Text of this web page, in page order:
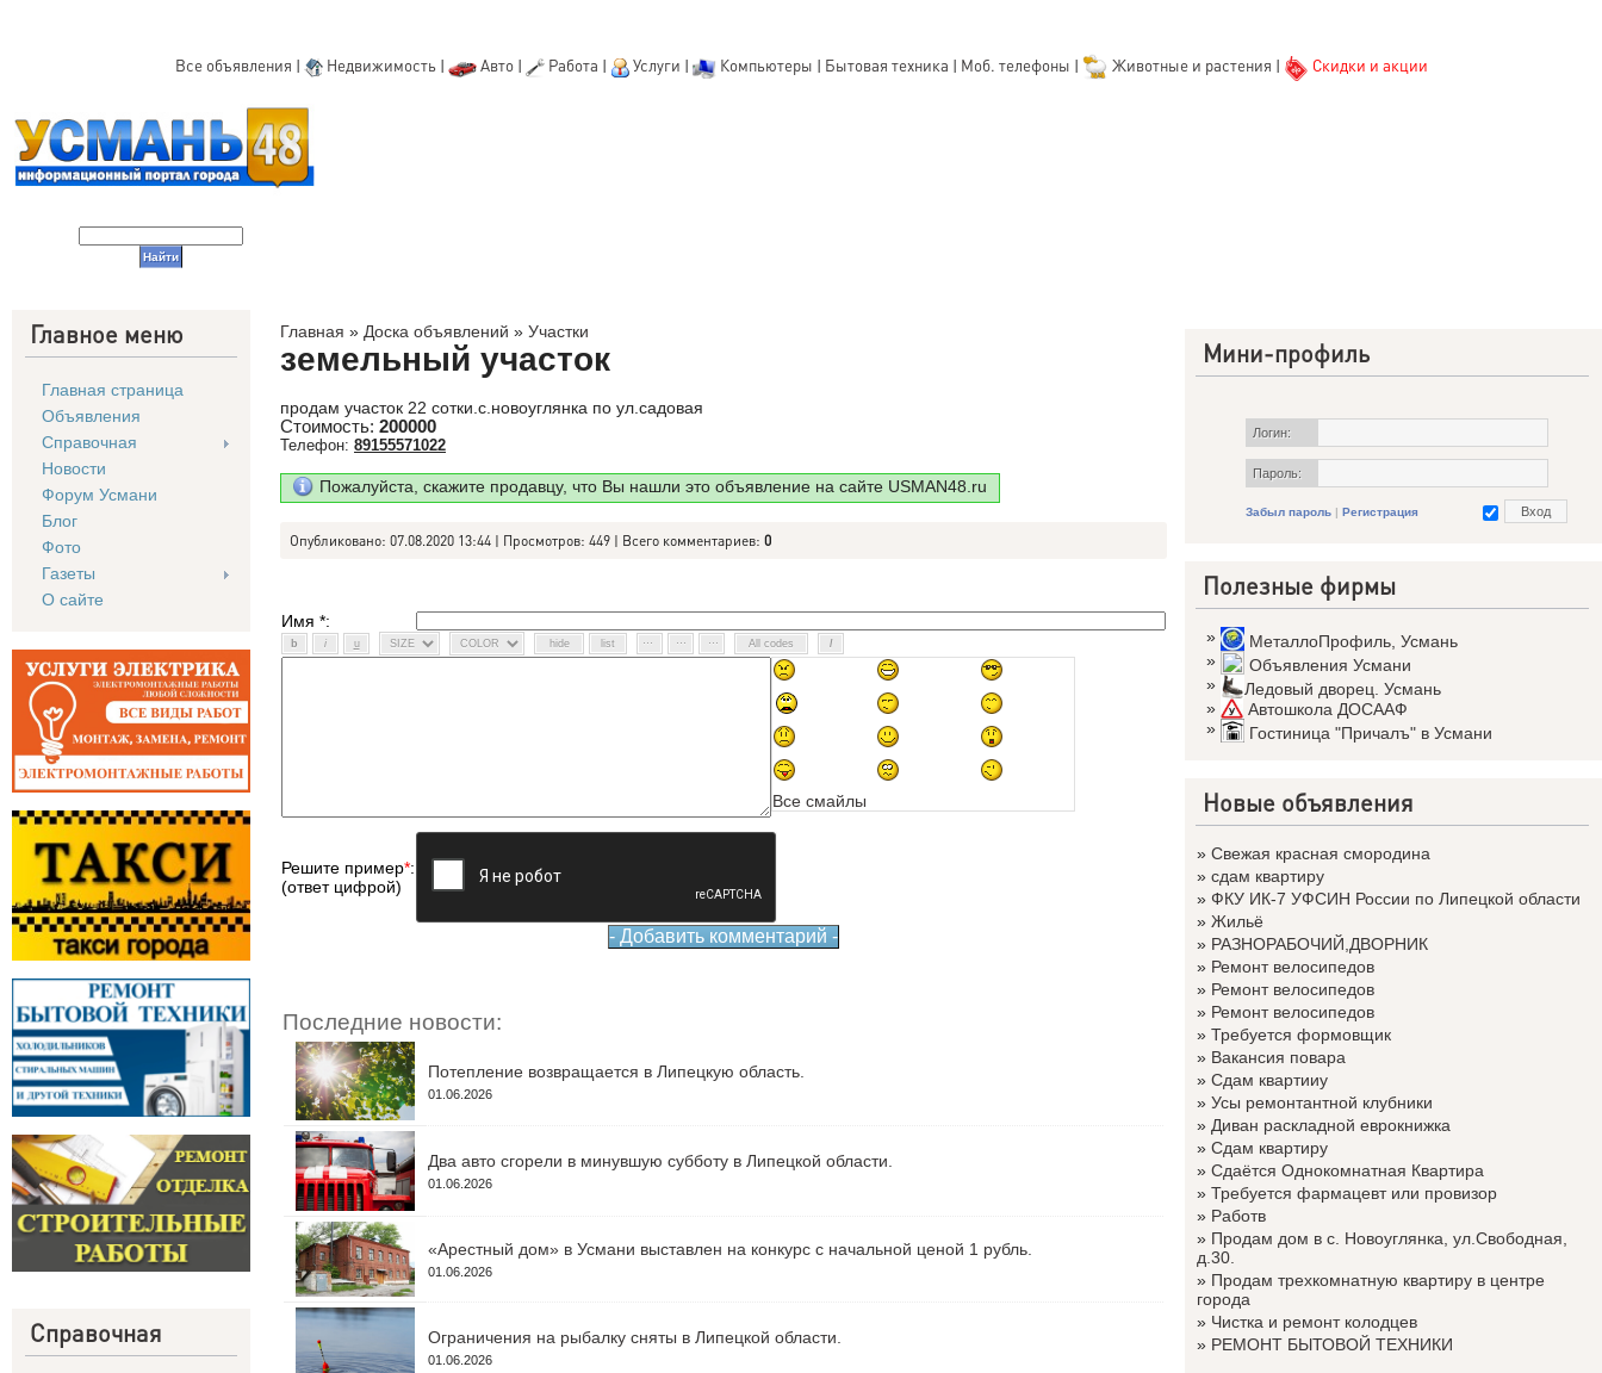
Все объявления | Недвижимость | Авто| Работа | Услуги | Компьютеры | Бытовая техника | Моб. телефоны | Животные и растения | Скидки и акции
Главное меню
Главная страница
Объявления
Справочная
Новости
Форум Усмани
Блог
Фото
Газеты
О сайте
Справочная
Главная » Доска объявлений » Участки
земельный участок
продам участок 22 сотки.с.новоуглянка по ул.садовая
Стоимость: 200000
Телефон: 89155571022
Пожалуйста, скажите продавцу, что Вы нашли это объявление на сайте USMAN48.ru
Опубликовано: 07.08.2020 13:44 | Просмотров: 449 | Всего комментариев: 0
Имя *:
Все смайлы
Решите пример*:
(ответ цифрой)
Последние новости:
Потепление возвращается в Липецкую область.
01.06.2026
Два авто сгорели в минувшую субботу в Липецкой области.
01.06.2026
«Арестный дом» в Усмани выставлен на конкурс с начальной ценой 1 рубль.
01.06.2026
Ограничения на рыбалку сняты в Липецкой области.
01.06.2026
Мини-профиль
Логин:
Пароль:
Забыл пароль | Регистрация
Полезные фирмы
» МеталлоПрофиль Усмань
»
Объявления Усмани
»
Ледовый дворец. Усмань
»
Автошкола ДОСААФ
»
Гостиница "Причалъ" в Усмани
Новые объявления
» Свежая красная смородина
» сдам квартиру
» ФКУ ИК-7 УФСИН России по Липецкой области
» Жильё
» РАЗНОРАБОЧИЙ,ДВОРНИК
» Ремонт велосипедов
» Ремонт велосипедов
» Ремонт велосипедов
» Требуется формовщик
» Вакансия повара
» Сдам квартииу
» Усы ремонтантной клубники
» Диван раскладной еврокнижка
» Сдам квартиру
» Сдаётся Однокомнатная Квартира
» Требуется фармацевт или провизор
» Работв
» Продам дом в с. Новоуглянка, ул.Свободная,
д.30.
» Продам трехкомнатную квартиру в центре
города
» Чистка и ремонт колодцев
» РЕМОНТ БЫТОВОЙ ТЕХНИКИ